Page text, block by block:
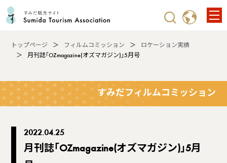
トップページ フィルムコミッション
ロケーション実績
月刊誌｢OZmagazine(オズマガジン)｣5月号
すみだフィルムコミッション
2022.04.25
月刊誌｢OZmagazine(オズマガジン)｣5月